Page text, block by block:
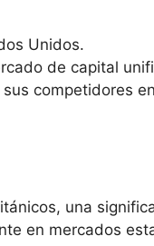
Unidos.
de capital
competidores
una
en mercados